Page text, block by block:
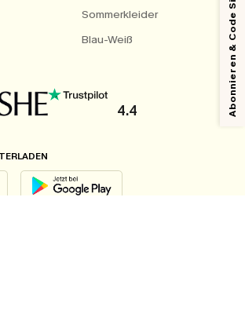
Sommerkleider
Blau-Weiß
4.4 Abonnieren & Code Sichern